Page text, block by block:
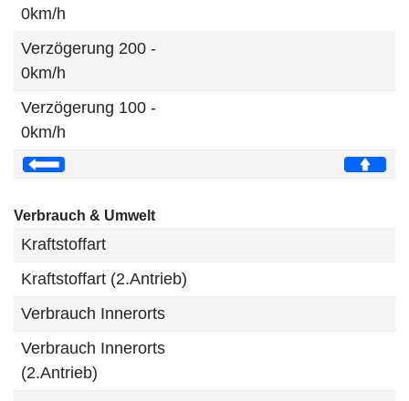
0km/h
Verzögerung 200 -
0km/h
Verzögerung 100 -
0km/h
Verbrauch & Umwelt
Kraftstoffart
Kraftstoffart (2.Antrieb)
Verbrauch Innerorts
Verbrauch Innerorts
(2.Antrieb)